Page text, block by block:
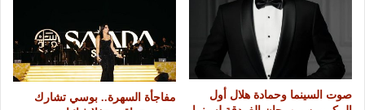
صوت السينما وحمادة هلال أول
مفاجأة السهرة.. بوسي تشارك